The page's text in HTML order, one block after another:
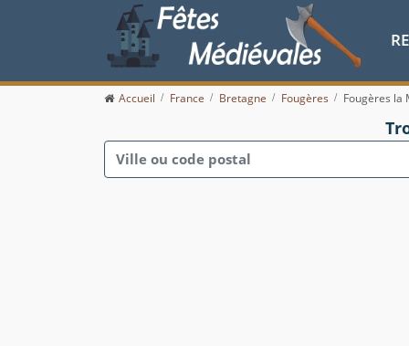
Accueil France Bretagne Fougères Fougères la